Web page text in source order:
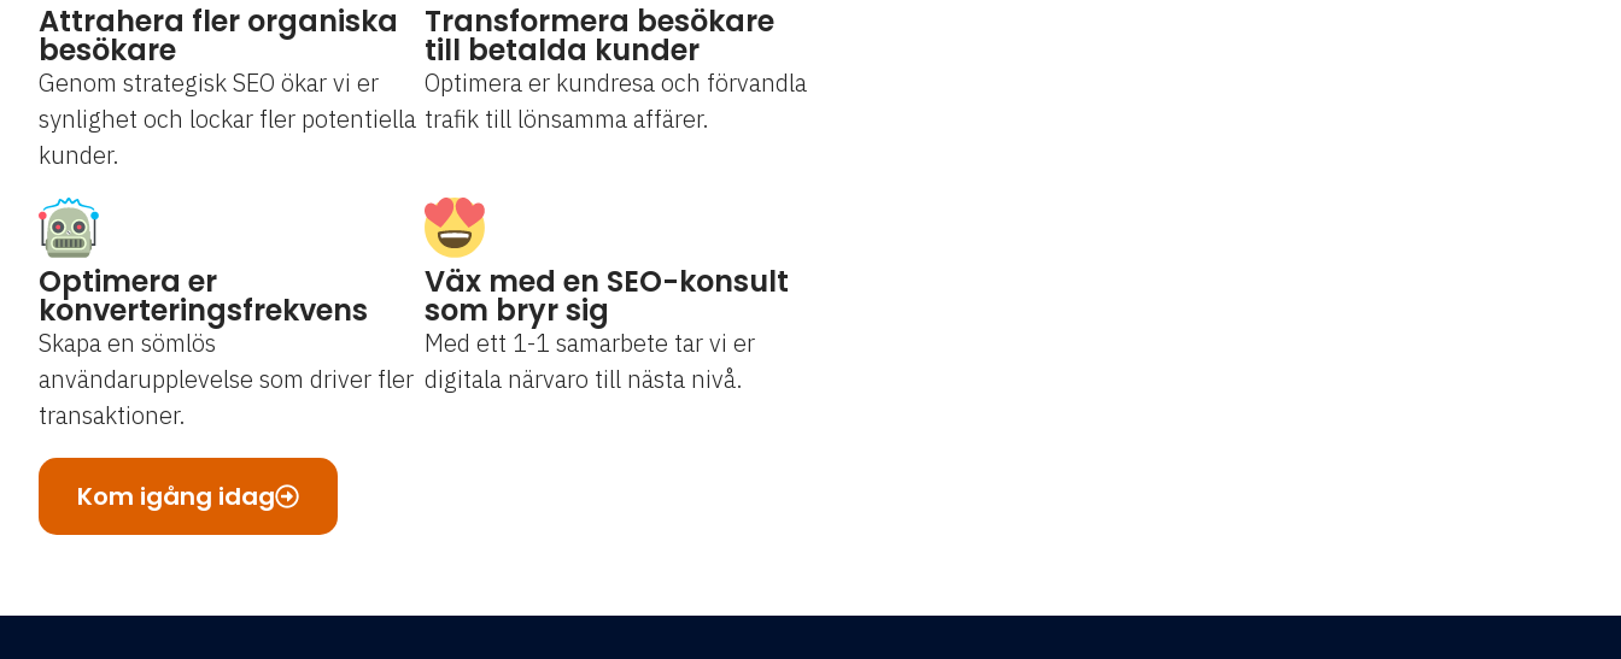
Attrahera fler organiska
besökare
Genom strategisk SEO ökar vi er
synlighet och lockar fler potentiella
kunder.
Transformera besökare
till betalda kunder
Optimera er kundresa och förvandla
trafik till lönsamma affärer.
Optimera er
konverteringsfrekvens
Skapa en sömlös
användarupplevelse som driver fler
transaktioner.
Väx med en SEO-konsult
som bryr sig
Med ett 1-1 samarbete tar vi er
digitala närvaro till nästa nivå.
Kom igång idag